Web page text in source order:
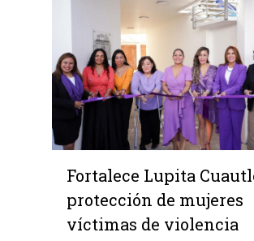
Fortalece Lupita
protección de mujeres
víctimas de violencia